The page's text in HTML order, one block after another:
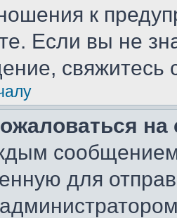
к
Если вы не
сообщением
для